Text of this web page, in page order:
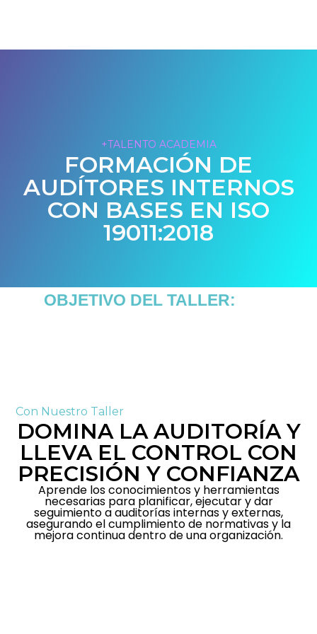
+TALENTO ACADEMIA
FORMACIÓN DE
AUDÍTORES INTERNOS
CON BASES EN ISO
19011:2018
OBJETIVO DEL TALLER:
Con Nuestro Taller
DOMINA LA AUDITORÍA Y
LLEVA EL CONTROL CON
PRECISIÓN Y CONFIANZA
Aprende los conocimientos y herramientas
necesarias para planificar, ejecutar y dar
seguimiento a auditorías internas y externas,
asegurando el cumplimiento de normativas y la
mejora continua dentro de una organización.